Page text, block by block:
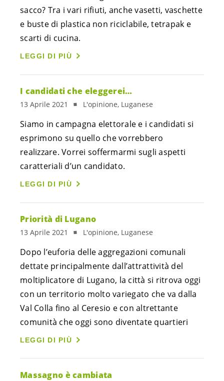
sacco? Tra i vari rifiuti, anche vasetti, vaschette
e buste di plastica non riciclabile, tetrapak e
scarti di cucina.
LEGGI DI PIÙ
I candidati che eleggerei…
13 Aprile 2021 L'opinione, Luganese
Siamo in campagna elettorale e i candidati si
esprimono su quello che vorrebbero
realizzare. Vorrei soffermarmi sugli aspetti
caratteriali d’un candidato.
LEGGI DI PIÙ
Priorità di Lugano
13 Aprile 2021 L'opinione, Luganese
Dopo l’euforia delle aggregazioni comunali
dettate principalmente dall’attrattività del
moltiplicatore di Lugano, la città si ritrova oggi
con un territorio molto variegato che va dalla
Val Colla fino al Ceresio e con altrettante
comunità che oggi sono diventate quartieri
LEGGI DI PIÙ
Massagno è cambiata